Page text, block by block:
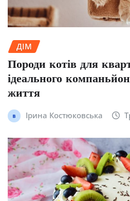
ДІМ
Породи котів для
ідеального
життя
Ірина Костюковська